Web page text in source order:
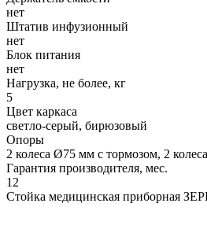
нет
Штатив инфузионный
нет
Блок питания
нет
Нагрузка, не более, кг
5
Цвет каркаса
светло-серый, бирюзовый
Опоры
2 колеса Ø75 мм с тормозом, 2
Гарантия производителя, мес.
12
Стойка медицинская приборная